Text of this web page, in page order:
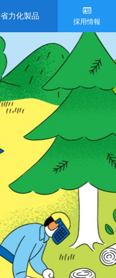
省力化製品
採用情報